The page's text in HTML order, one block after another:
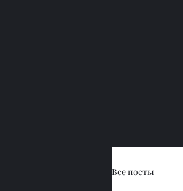
Все посты